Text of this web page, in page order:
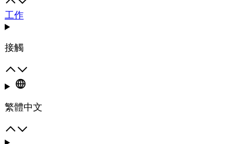
工作
接觸
繁體中文